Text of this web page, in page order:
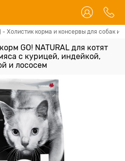
- Холистик корма и консервы для собак и
GO! NATURAL для котят
с курицей, индейкой,
и лососем